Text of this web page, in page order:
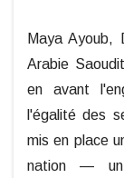
Maya Ayoub,
Arabie
en avant
l'égalité des
mis en place
nation — un